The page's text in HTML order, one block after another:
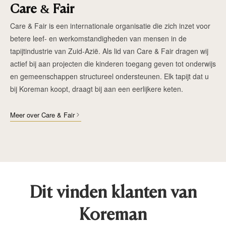
Care & Fair
Care & Fair is een internationale organisatie die zich inzet voor
betere leef- en werkomstandigheden van mensen in de
tapijtindustrie van Zuid-Azië. Als lid van Care & Fair dragen wij
actief bij aan projecten die kinderen toegang geven tot onderwijs
en gemeenschappen structureel ondersteunen. Elk tapijt dat u
bij Koreman koopt, draagt bij aan een eerlijkere keten.
Meer over Care & Fair
Dit vinden klanten van
Koreman